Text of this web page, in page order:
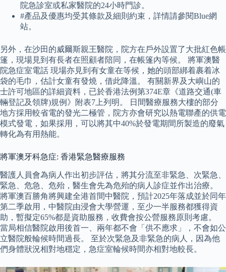
院急診室或私家醫院的24小時門診。
#產品及優惠均受其條款及細則約束，詳情請參閱Blue網
站。
另外，在沙田的威爾斯親王醫院，院方在戶外設置了大批紅色帳
篷，現場見到有長者在照顧者陪同，在帳篷內等候。 將軍澳醫
院急症室電話 現場亦見到有女童在等候，她的頭部綁着裹着冰
袋的毛巾，估計女童有發燒，借此降溫。 有關新界及大嶼山的
士許可地區的詳細資料，已於香港法例第374E章《道路交通(車
輛登記及領牌)規例》附表7上列明。 日間醫療服務大樓的部分
地方採用較省電的發光二極管，院方亦會研究以熱電聯產的供電
模式發電，如果採用，可以將其中40%於發電期間所製造的廢氣
轉化為有用熱能。
將軍澳牙科急症: 香港緊急醫療服務
醫護人員會為病人作出初步評估，將其分流至非緊急、次緊急、
緊急、危急、危殆，醫生會先為危殆的病人診症並作出治療。
將軍澳百勝角將興建全港首間中醫院，預計2025年落成並於同年
第二季啟用，中醫院由浸會大學營運，至少一半服務都獲得資
助，暫擬定65%都是資助服務，收費會按公營服務原則考慮。
當局相信醫院啟用後首一、兩年都不會「供不應求」，不會如公
立醫院般輪候時間過長。 至於次緊急及非緊急的病人，因為他
們身體狀況相對地穩定，急症室輪候時間亦相對地較長。